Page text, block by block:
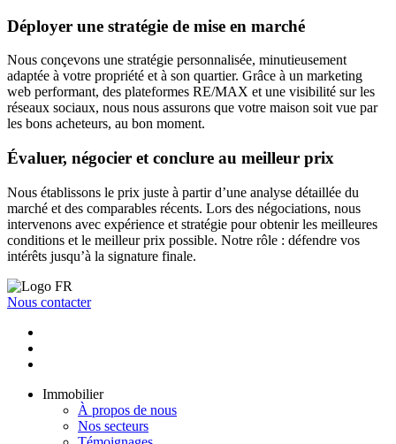
Déployer une stratégie de mise en marché
Nous conçevons une stratégie personnalisée, minutieusement
adaptée à votre propriété et à son quartier. Grâce à un marketing
web performant, des plateformes RE/MAX et une visibilité sur les
réseaux sociaux, nous nous assurons que votre maison soit vue par
les bons acheteurs, au bon moment.
Évaluer, négocier et conclure au meilleur prix
Nous établissons le prix juste à partir d’une analyse détaillée du
marché et des comparables récents. Lors des négociations, nous
intervenons avec expérience et stratégie pour obtenir les meilleures
conditions et le meilleur prix possible. Notre rôle : défendre vos
intérêts jusqu’à la signature finale.
Nous contacter
Immobilier
À propos de nous
Nos secteurs